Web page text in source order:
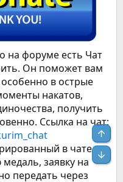
на форуме есть Чат
Он поможет вам
в острые
накатов,
получить
Ссылка на чат:
в чате
заявку на
передать через